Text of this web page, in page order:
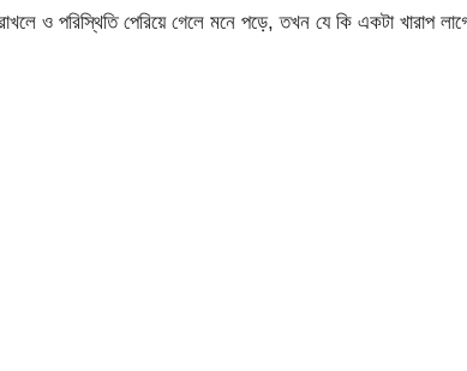
ও পরিস্থিতি পেরিয়ে গেলে মনে পড়ে, তখন যে কি একটা খারাপ